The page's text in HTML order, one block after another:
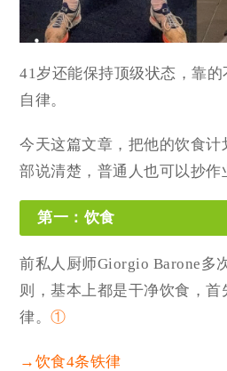
41岁还能保持顶级状态，靠
自律。
今天这篇文章，把他的饮食计
部说清楚，普通人也可以抄作
第一：饮食
前私人厨师Giorgio Barone多
则，基本上都是干净饮食，
律。①
→饮食4条铁律